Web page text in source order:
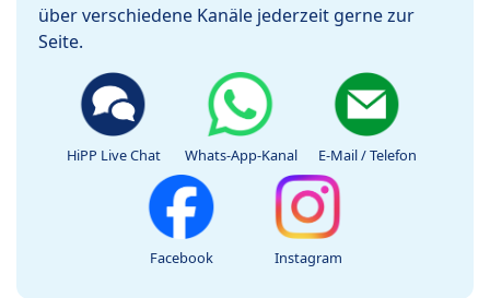
über verschiedene Kanäle jederzeit gerne zur
Seite.
HiPP Live Chat Whats-App-Kanal E-Mail / Telefon
Facebook Instagram